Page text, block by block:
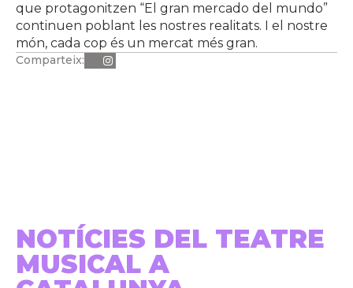
que protagonitzen “El gran mercado del mundo”
continuen poblant les nostres realitats. I el nostre
món, cada cop és un mercat més gran.
Comparteix:
NOTÍCIES DEL TEATRE
MUSICAL A